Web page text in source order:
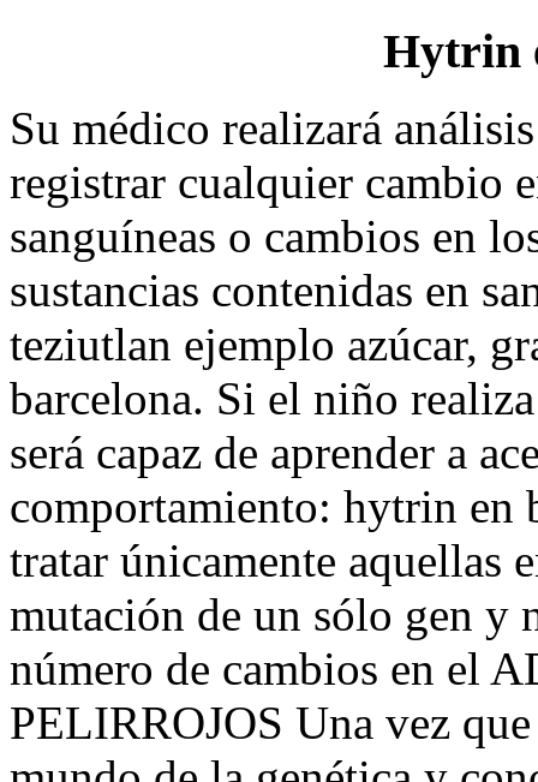
Hytrin
Su médico realizará
registrar cualquier cambio
sanguíneas o cambios en
sustancias contenidas en
teziutlan ejemplo azúcar,
barcelona. Si el niño
será capaz de aprender a
comportamiento: hytrin en
tratar únicamente aquellas
mutación de un sólo gen y
número de cambios en el
PELIRROJOS Una vez